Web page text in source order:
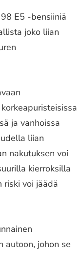
E5 -bensiiniä
joko liian
ja vanhoissa
liian
nakutuksen voi
kierroksilla
riski voi jäädä
autoon, johon se